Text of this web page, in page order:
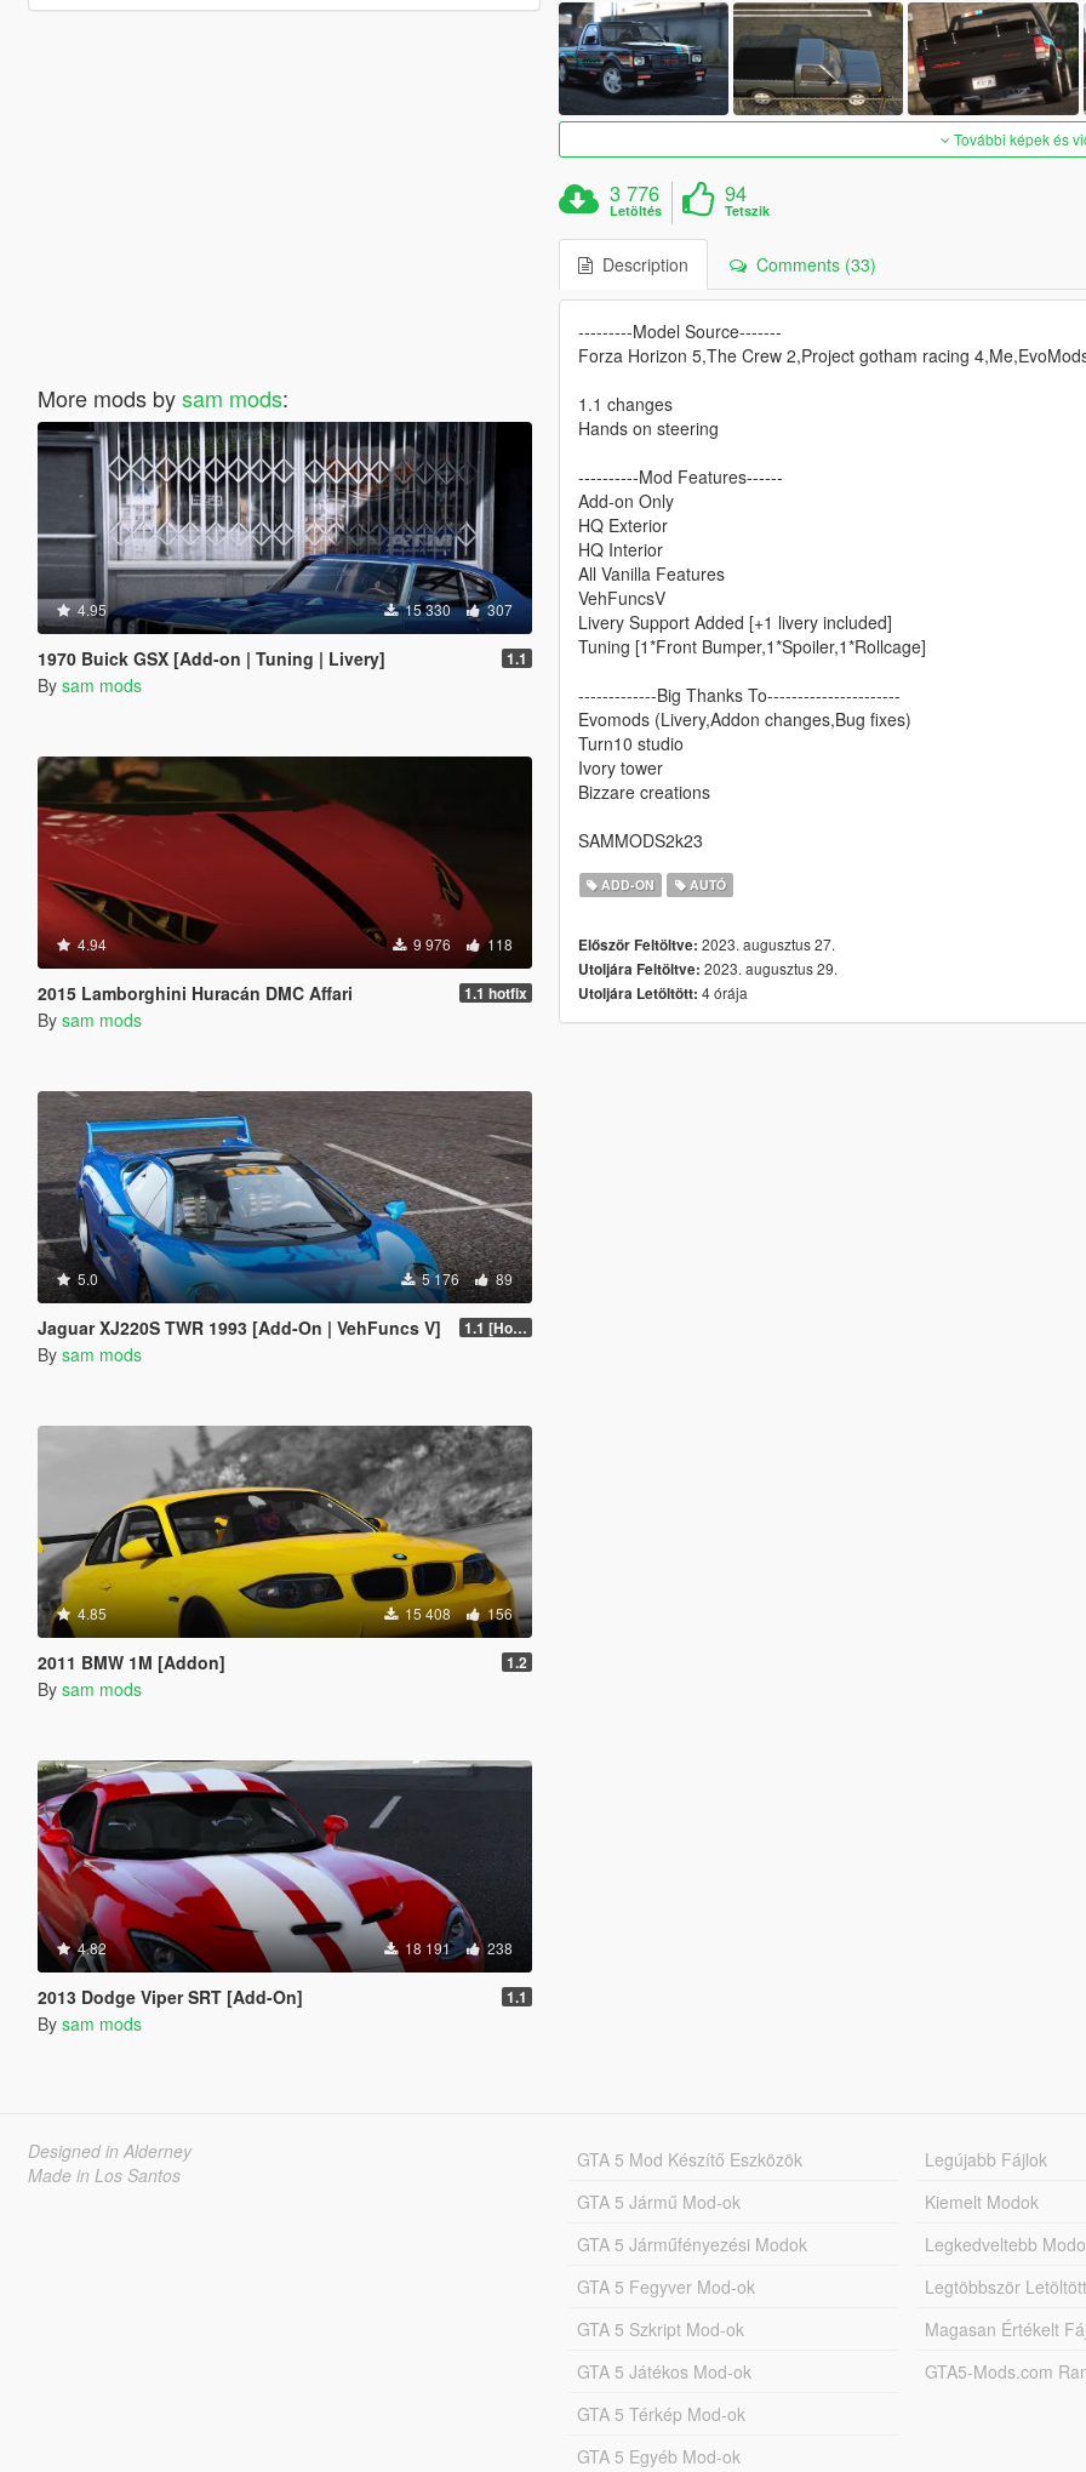
More mods bysam mods:
4.95 15 330 307
1970 Buick GSX [Add-on | Tuning | Livery] 1.1
By sam mods
4.94 9 976 118
2015 Lamborghini Huracán DMC Affari 1.1 hotfix
By sam mods
5.0 5 176 89
Jaguar XJ220S TWR 1993 [Add-On | VehFuncs V] 1.1 [Hotfix]
By sam mods
4.85 15 408 156
2011 BMW 1M [Addon] 1.2
By sam mods
4.82 18 191 238
2013 Dodge Viper SRT [Add-On] 1.1
By sam mods
További képek és
3 776
Letöltés
94
Tetszik
Description Comments (33)
---------Model Source-------
Forza Horizon 5,The Crew 2,Project gotham racing
1.1 changes
Hands on steering
----------Mod Features------
Add-on Only
HQ Exterior
HQ Interior
All Vanilla Features
VehFuncsV
Livery Support Added [+1 livery included]
Tuning [1*Front Bumper,1*Spoiler,1*Rollcage]
-------------Big Thanks To----------------------
Evomods (Livery,Addon changes,Bug fixes)
Turn10 studio
Ivory tower
Bizzare creations
SAMMODS2k23
ADD-ON AUTÓ
Először Feltöltve: 2023. augusztus 27.
Utoljára Feltöltve: 2023. augusztus 29.
Utoljára Letöltött: 4 órája
Designed in Alderney
Made in Los Santos
GTA 5 Mod Készítő Eszközök
GTA 5 Jármű Mod-ok
GTA 5 Járműfényezési Modok
GTA 5 Fegyver Mod-ok
GTA 5 Szkript Mod-ok
GTA 5 Játékos Mod-ok
GTA 5 Térkép Mod-ok
GTA 5 Egyéb Mod-ok
Legújabb Fájlok
Kiemelt Modok
Legkedveltebb
Legtöbbször
Magasan Értékelt
GTA5-Mods.com